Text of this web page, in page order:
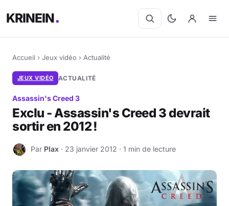
KRINEIN
Accueil › Jeux vidéo › Actualité
JEUX VIDÉO ACTUALITÉ
Assassin's Creed 3
Exclu - Assassin's Creed 3 devrait
sortir en 2012 !
P Par Plax · 23 janvier 2012 · 1 min de lecture